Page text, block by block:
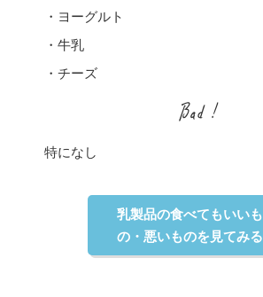
・ヨーグルト
・牛乳
・チーズ
特になし
乳製品の食べてもいいも
の・悪いものを見てみる